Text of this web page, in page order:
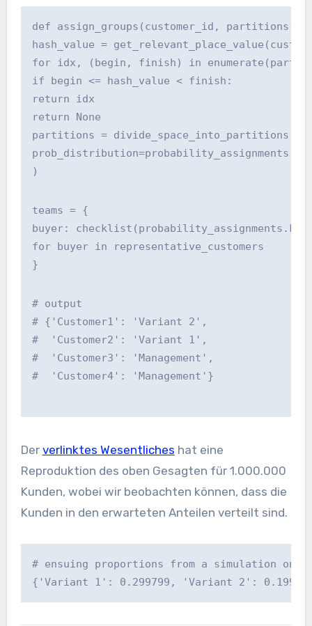
def assign_groups(customer_id, partitions):
hash_value =
for idx, (begin, finish) in
if begin <= hash_value < finish:
return idx
return None
partitions = divide_space_into_partitions(
)
teams = {
buyer:
for buyer in representative_customers
}
# output
# {'Customer1': 'Variant 2',
#  'Customer2': 'Variant 1',
#  'Customer3': 'Management',
#  'Customer4': 'Management'}
Der verlinktes Wesentliches hat eine
Reproduktion des oben Gesagten für 1.000.000
Kunden, wobei wir beobachten können, dass die
Kunden in den erwarteten Anteilen verteilt sind.
# ensuing proportions from a simulation on
{'Variant 1': 0.299799, 'Variant 2': 0.199512,